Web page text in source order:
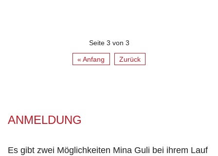
Seite 3 von 3
« Anfang Zurück
ANMELDUNG
Es gibt zwei Möglichkeiten Mina Guli bei ihrem Lauf